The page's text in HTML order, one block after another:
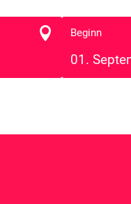

Beginn
01.